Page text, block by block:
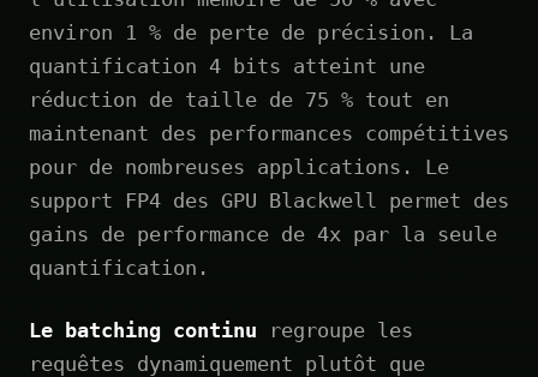
environ 1 % de perte de précision. La
quantification 4 bits atteint une
réduction de taille de 75 % tout en
maintenant des performances compétitives
pour de nombreuses applications. Le
support FP4 des GPU Blackwell permet des
gains de performance de 4x par la seule
quantification.
Le batching continu regroupe les
requêtes dynamiquement plutôt que